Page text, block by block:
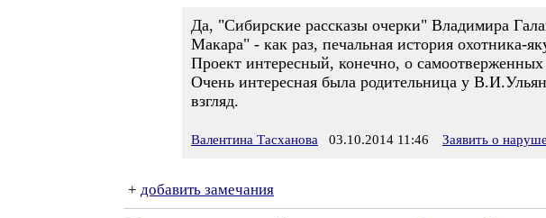
Да, "Сибирские рассказы очерки" Владимира
Макара" - как раз, печальная история охотника-
Проект интересный, конечно, о
Очень интересная была родительница у
взгляд.
Валентина Тасханова 03.10.2014 11:46 Заявить о
+ добавить замечания